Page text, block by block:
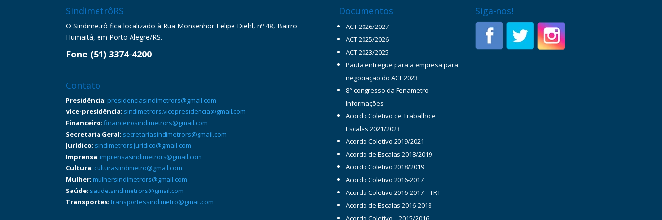
SindimetrôRS
O Sindimetrô fica localizado à Rua Monsenhor Felipe Diehl, nº 48, Bairro
Humaitá, em Porto Alegre/RS.
Fone (51) 3374-4200
Contato
Presidência: presidenciasindimetrors@gmail.com
Vice-presidência: sindimetrors.vicepresidencia@gmail.com
Financeiro:financeirosindimetrors@gmail.com
Secretaria Geral: secretariasindimetrors@gmail.com
Jurídico: sindimetrors.juridico@gmail.com
Imprensa: imprensasindimetrors@gmail.com
Cultura: culturasindimetro@gmail.com
Mulher: mulhersindimetrors@gmail.com
Saúde: saude.sindimetrors@gmail.com
Transportes:transportessindimetro@gmail.com
Documentos
ACT 2026/2027
ACT 2025/2026
ACT 2023/2025
Pauta entregue para a empresa para
negociação do ACT 2023
8° congresso da Fenametro –
Informações
Acordo Coletivo de Trabalho e
Escalas 2021/2023
Acordo Coletivo 2019/2021
Acordo de Escalas 2018/2019
Acordo Coletivo 2018/2019
Acordo Coletivo 2016-2017
Acordo Coletivo 2016-2017 – TRT
Acordo de Escalas 2016-2018
Acordo Coletivo – 2015/2016
Siga-nos!